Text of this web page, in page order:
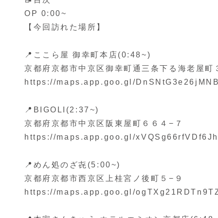
OP 0:00~
【今回訪れた場所】
📍ここら屋 御幸町本店(0:48~)
京都府京都市中京区御幸町通三条下る海老屋町
https://maps.app.goo.gl/
📍BIGOLI(2:37~)
京都府京都市中京区阪東屋町６６４−７
https://maps.app.goo.gl/
📍めん処のざ㐂(5:00~)
京都府京都市西京区上桂宮ノ後町５−９
https://maps.app.goo.gl/